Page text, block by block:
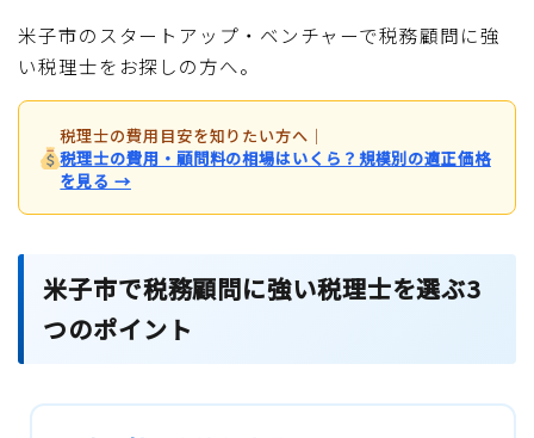
米子市のスタートアップ・ベンチャーで税務顧問に強
い税理士をお探しの方へ。
税理士の費用目安を知りたい方へ ｜
税理士の費用・顧問料の相場はいくら？規模別の適正価格
を見る →
米子市で税務顧問に強い税理士を選ぶ3
つのポイント